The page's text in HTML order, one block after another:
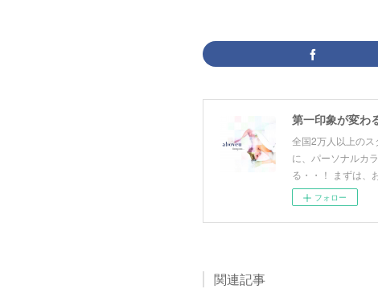
第一印象が変わ
全国2万人以上の
に、パーソナルカ
る・・！ まずは、
フォロー
関連記事